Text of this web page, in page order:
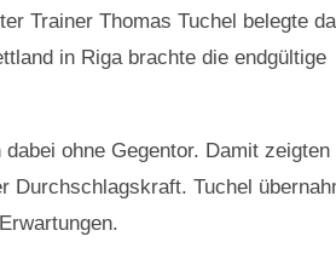
Trainer Thomas Tuchel belegte
in Riga brachte die endgültige
ohne Gegentor. Damit
Durchschlagskraft. Tuchel